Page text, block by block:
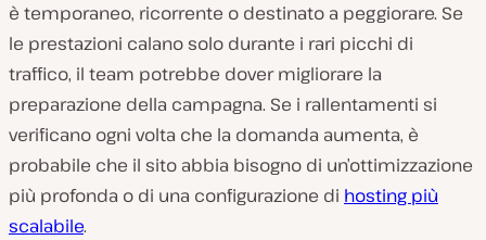
è temporaneo, ricorrente o destinato a peggiorare. Se
le prestazioni calano solo durante i rari picchi di
traffico, il team potrebbe dover migliorare la
preparazione della campagna. Se i rallentamenti si
verificano ogni volta che la domanda aumenta, è
probabile che il sito abbia bisogno di un’ottimizzazione
più profonda o di una configurazione di hosting più
scalabile.